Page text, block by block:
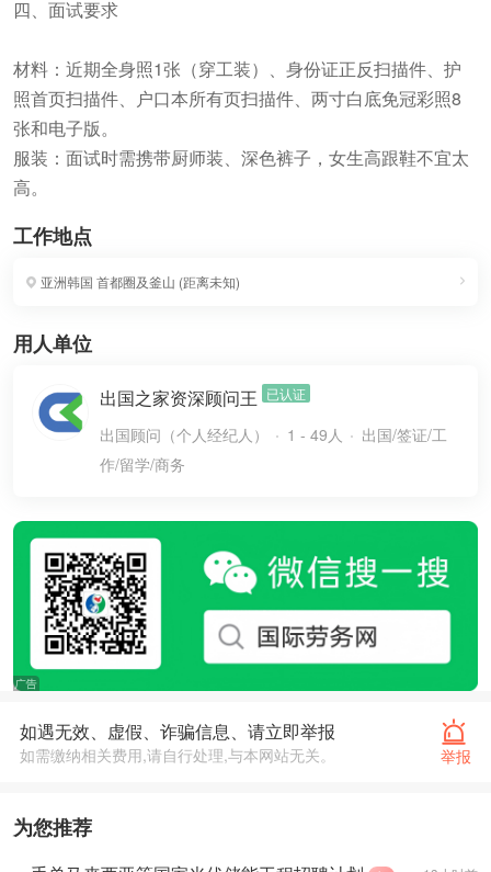
四、面试要求
材料：近期全身照1张（穿工装）、身份证正反扫描件、护
照首页扫描件、户口本所有页扫描件、两寸白底免冠彩照8
张和电子版。
服装：面试时需携带厨师装、深色裤子，女生高跟鞋不宜太
高。
工作地点
亚洲韩国 首都圈及釜山 (距离未知)
用人单位
出国之家资深顾问王 已认证
出国顾问（个人经纪人） 1 - 49人
出国/签证/工
作/留学/商务
举报
如遇无效、虚假、诈骗信息、请立即举报
如需缴纳相关费用,请自行处理,与本网站无关。
为您推荐